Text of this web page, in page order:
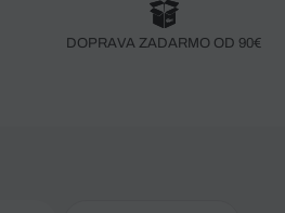
DOPRAVA ZADARMO OD 90€